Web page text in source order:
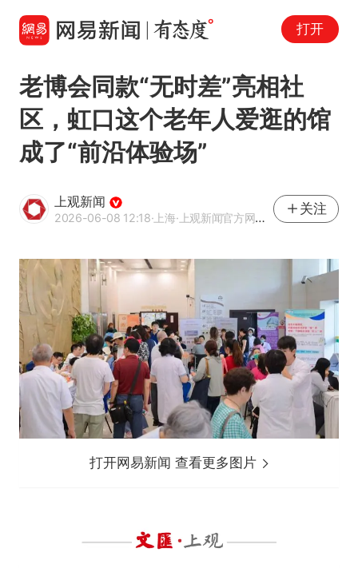
打开
老博会同款“无时差”亮相社
区，虹口这个老年人爱逛的馆
成了“前沿体验场”
上观新闻
2026-06-08 12:18·上海·上观新闻官方网易号
关注
打开网易新闻 查看更多图片